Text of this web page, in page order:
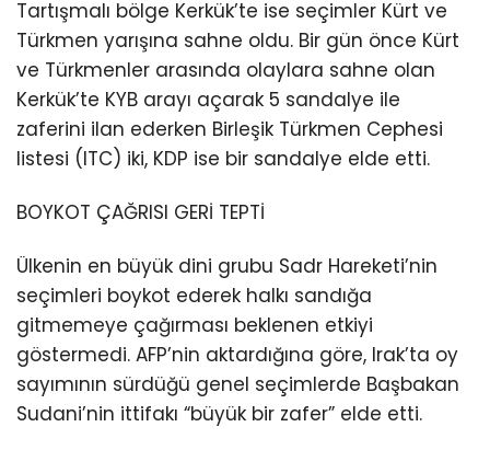
Tartışmalı bölge Kerkük’te ise seçimler Kürt ve
Türkmen yarışına sahne oldu. Bir gün önce Kürt
ve Türkmenler arasında olaylara sahne olan
Kerkük’te KYB arayı açarak 5 sandalye ile
zaferini ilan ederken Birleşik Türkmen Cephesi
listesi (ITC) iki, KDP ise bir sandalye elde etti.
BOYKOT ÇAĞRISI GERİ TEPTİ
Ülkenin en büyük dini grubu Sadr Hareketi’nin
seçimleri boykot ederek halkı sandığa
gitmemeye çağırması beklenen etkiyi
göstermedi. AFP’nin aktardığına göre, Irak’ta oy
sayımının sürdüğü genel seçimlerde Başbakan
Sudani’nin ittifakı “büyük bir zafer” elde etti.